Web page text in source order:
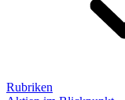
Rubriken